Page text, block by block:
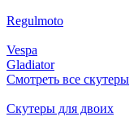
Regulmoto
Vespa
Gladiator
Смотреть все скутеры
Скутеры для двоих